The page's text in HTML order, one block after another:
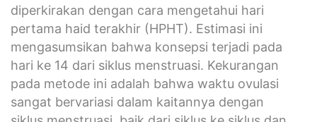
diperkirakan dengan cara mengetahui hari
pertama haid terakhir (HPHT). Estimasi ini
mengasumsikan bahwa konsepsi terjadi pada
hari ke 14 dari siklus menstruasi. Kekurangan
pada metode ini adalah bahwa waktu ovulasi
sangat bervariasi dalam kaitannya dengan